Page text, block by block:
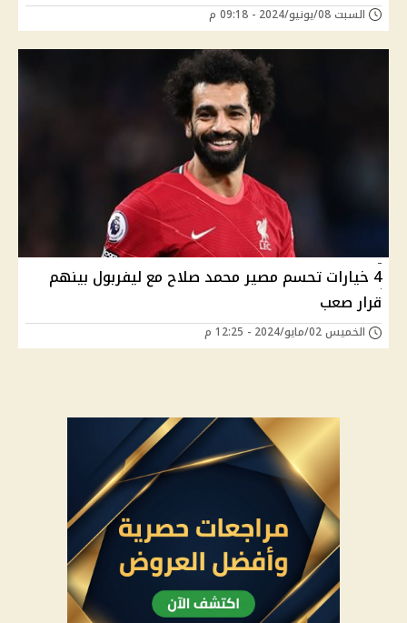
السبت 08/يونيو/2024 - 09:18 م
4 خيارات تحسم مصير محمد صلاح مع ليفربول بينهم
قرار صعب
الخميس 02/مايو/2024 - 12:25 م